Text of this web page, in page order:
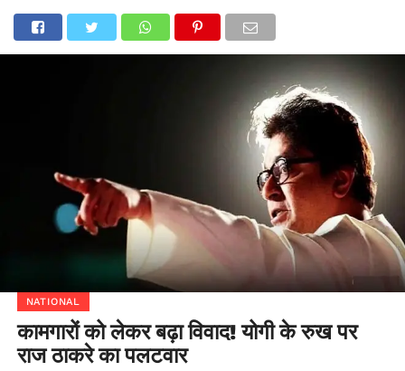
NATIONAL
कामगारों को लेकर बढ़ा विवाद! योगी के रुख पर
राज ठाकरे का पलटवार